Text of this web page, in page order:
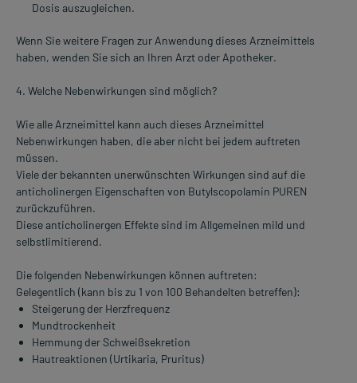
Dosis auszugleichen.
Wenn Sie weitere Fragen zur Anwendung dieses Arzneimittels
haben, wenden Sie sich an Ihren Arzt oder Apotheker.
4. Welche Nebenwirkungen sind möglich?
Wie alle Arzneimittel kann auch dieses Arzneimittel
Nebenwirkungen haben, die aber nicht bei jedem auftreten
müssen.
Viele der bekannten unerwünschten Wirkungen sind auf die
anticholinergen Eigenschaften von Butylscopolamin PUREN
zurückzuführen.
Diese anticholinergen Effekte sind im Allgemeinen mild und
selbstlimitierend.
Die folgenden Nebenwirkungen können auftreten:
Gelegentlich (kann bis zu 1 von 100 Behandelten betreffen):
Steigerung der Herzfrequenz
Mundtrockenheit
Hemmung der Schweißsekretion
Hautreaktionen (Urtikaria, Pruritus)